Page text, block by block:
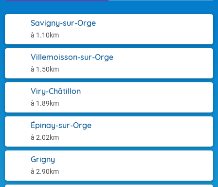
Savigny-sur-Orge
à 1.10km
Villemoisson-sur-Orge
à 1.50km
Viry-Châtillon
à 1.89km
Épinay-sur-Orge
à 2.02km
Grigny
à 2.90km